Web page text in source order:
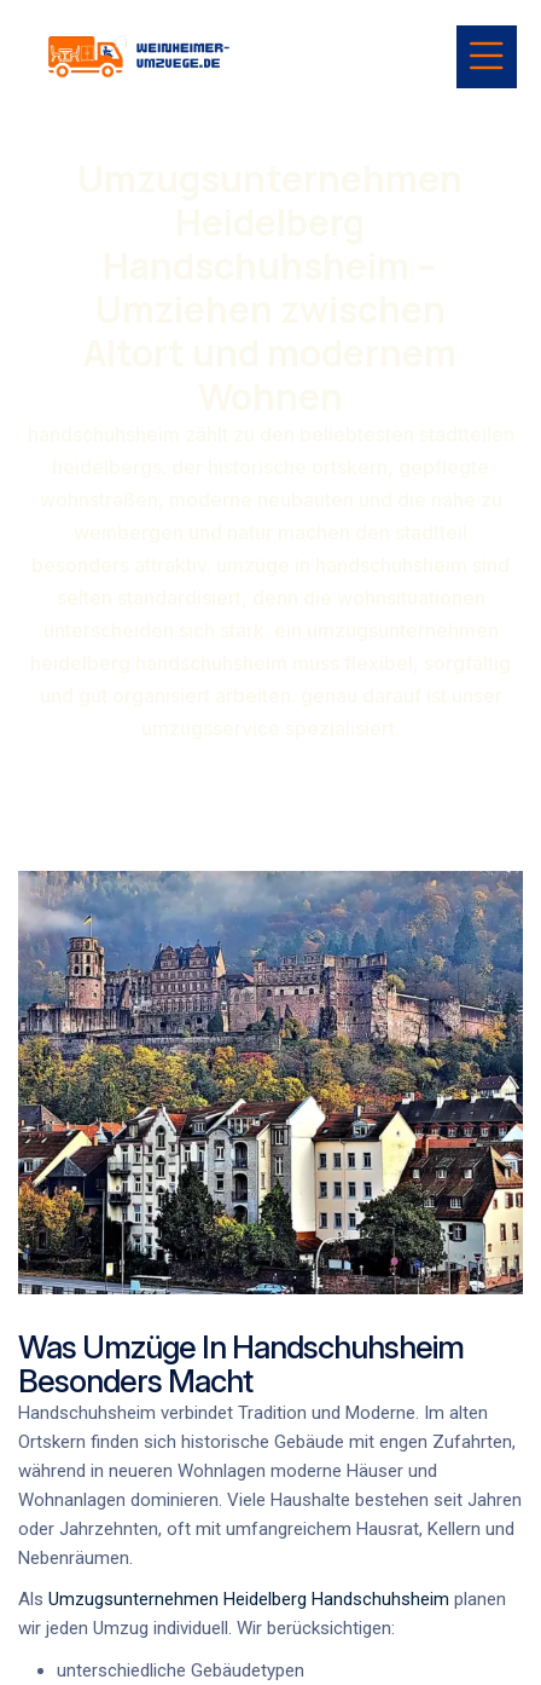
Was Umzüge In Handschuhsheim
Besonders Macht
Handschuhsheim verbindet Tradition und Moderne. Im alten
Ortskern finden sich historische Gebäude mit engen Zufahrten,
während in neueren Wohnlagen moderne Häuser und
Wohnanlagen dominieren. Viele Haushalte bestehen seit Jahren
oder Jahrzehnten, oft mit umfangreichem Hausrat, Kellern und
Nebenräumen.
Als Umzugsunternehmen Heidelberg Handschuhsheim planen
wir jeden Umzug individuell. Wir berücksichtigen:
unterschiedliche Gebäudetypen